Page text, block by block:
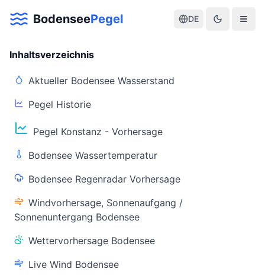
BodenseePegel DE
Inhaltsverzeichnis
Aktueller Bodensee Wasserstand
Pegel Historie
Pegel Konstanz - Vorhersage
Bodensee Wassertemperatur
Bodensee Regenradar Vorhersage
Windvorhersage, Sonnenaufgang /
Sonnenuntergang Bodensee
Wettervorhersage Bodensee
Live Wind Bodensee
Aktuelle Warnlage Bodensee
Aktueller Bodensee Pegel & Wasserstand
Live-Daten
(Konstanz)
Wassertemperatur
(Friedrichshafen)
Warnstatus